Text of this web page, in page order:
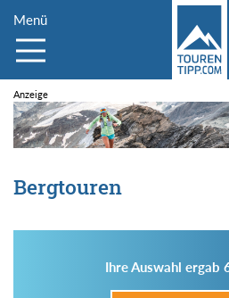
Menü
Bergtouren
Ihre Auswahl ergab